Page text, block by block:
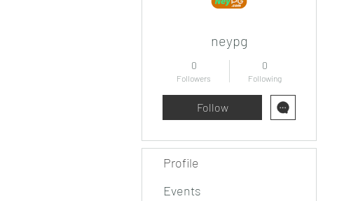
neypg
0
Followers
0
Following
Follow
Profile
Events